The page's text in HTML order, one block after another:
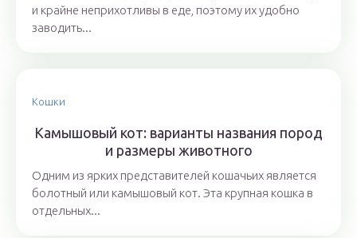
и крайне неприхотливы в еде, поэтому их удобно
заводить...
Кошки
Камышовый кот: варианты названия пород
и размеры животного
Одним из ярких представителей кошачьих является
болотный или камышовый кот. Эта крупная кошка в
отдельных...